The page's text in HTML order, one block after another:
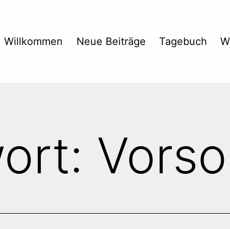
Willkommen Neue Beiträge Tagebuch